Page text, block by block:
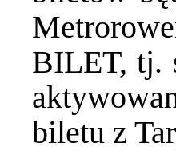
BILET, tj.
biletu z